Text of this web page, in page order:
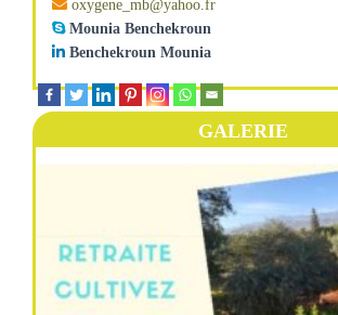
oxygene_mb@yahoo.fr
Mounia Benchekroun
Benchekroun Mounia
GALERIE